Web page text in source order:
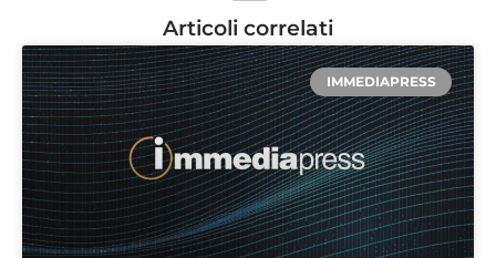
Articoli correlati
IMMEDIAPRESS